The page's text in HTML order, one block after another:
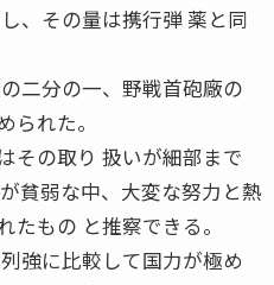
、その量は携行弾 薬と同
二分の一、野戦首砲廠の
られた。
その取り 扱いが細部まで
貧弱な中、大変な努力と熱
もの と推察できる。
強に比較して国力が極め